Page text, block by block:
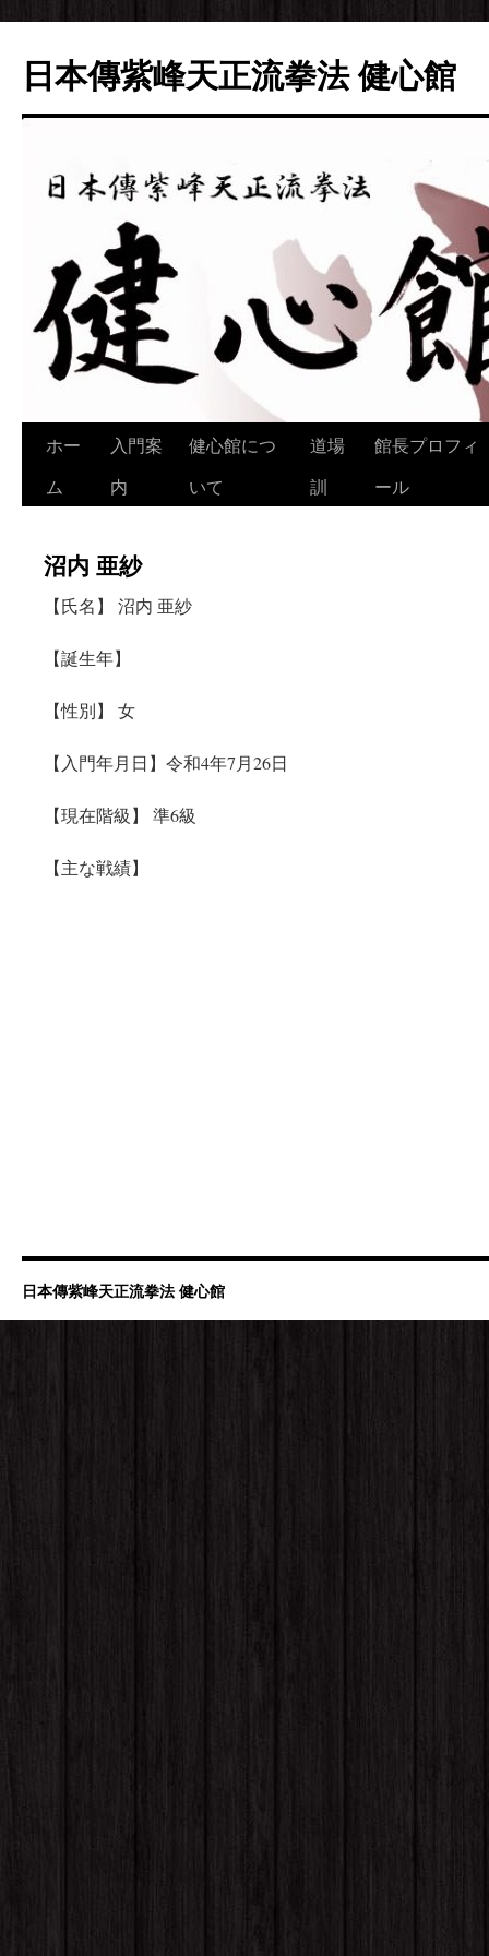
日本傳紫峰天正流拳法 健心館
コ
ン
ホー
ム
入門案
内
健心館につ
いて
道場
訓
館長プロフィ
ール
沼内 亜紗
【氏名】 沼内 亜紗
【誕生年】
【性別】 女
【入門年月日】令和4年7月26日
【現在階級】 準6級
【主な戦績】
日本傳紫峰天正流拳法 健心館